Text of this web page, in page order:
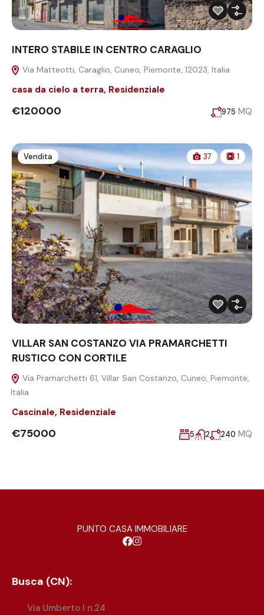
INTERO STABILE IN CENTRO CARAGLIO
Via Matteotti, Caraglio, Cuneo, Piemonte, 12023, Italia
casa da cielo a terra, Residenziale
€120000 975 MQ
Vendita 37 1
VILLAR SAN COSTANZO VIA PRAMARCHETTI
RUSTICO CON CORTILE
Via Pramarchetti 61, Villar San Costanzo, Cuneo, Piemonte,
Italia
Cascinale, Residenziale
€75000 5 2 240 MQ
PUNTO CASA IMMOBILIARE
Busca (CN):
Via Umberto I n.24